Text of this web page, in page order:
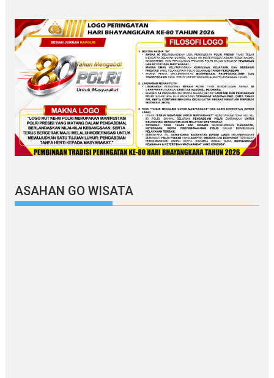
ASAHAN GO WISATA